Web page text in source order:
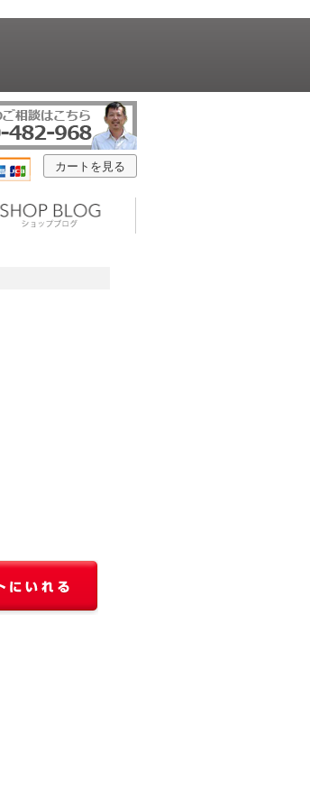
カートを見る